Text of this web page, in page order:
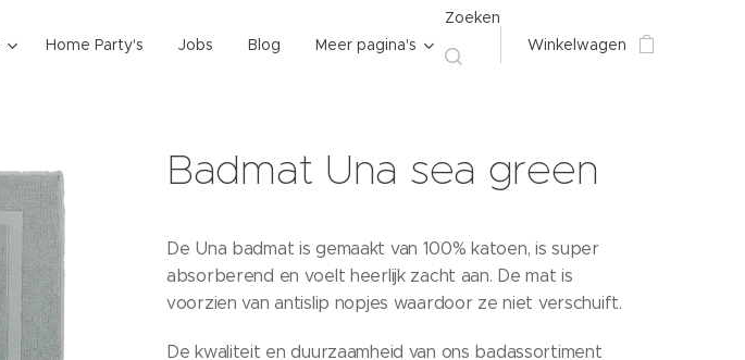
Home Party's Jobs Blog Meer pagina's
Zoeken
Winkelwagen
Badmat Una sea green
De Una badmat is gemaakt van 100% katoen, is super
absorberend en voelt heerlijk zacht aan. De mat is
voorzien van antislip nopjes waardoor ze niet verschuift.
De kwaliteit en duurzaamheid van ons badassortiment